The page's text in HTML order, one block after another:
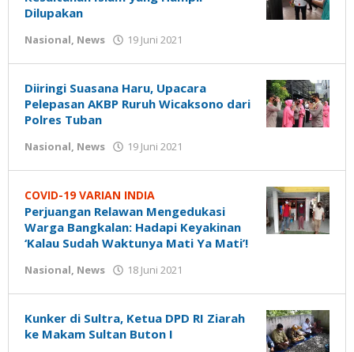
Dilupakan
Nasional, News 19 Juni 2021
Susanto
Diiringi Suasana Haru, Upacara
Pelepasan AKBP Ruruh Wicaksono dari
Polres Tuban
Nasional, News 19 Juni 2021
Susanto
COVID-19 VARIAN INDIA
Perjuangan Relawan Mengedukasi
Warga Bangkalan: Hadapi Keyakinan
‘Kalau Sudah Waktunya Mati Ya Mati’!
Nasional, News 18 Juni 2021
Susanto
Kunker di Sultra, Ketua DPD RI Ziarah
ke Makam Sultan Buton I